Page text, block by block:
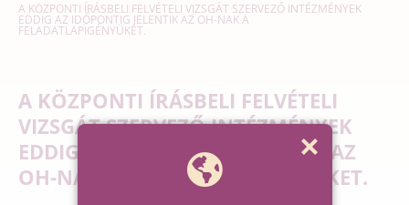
A KÖZPONTI ÍRÁSBELI FELVÉTELI VIZSGÁT SZERVEZŐ INTÉZMÉNYEK
EDDIG AZ IDŐPONTIG JELENTIK AZ OH-NAK A
FELADATLAPIGÉNYÜKET.
A KÖZPONTI ÍRÁSBELI FELVÉTELI
VIZSGÁT SZERVEZŐ INTÉZMÉNYEK
EDDIG AZ IDŐPONTIG JELENTIK AZ
OH-NAK A FELADATLAPIGÉNYÜKET.